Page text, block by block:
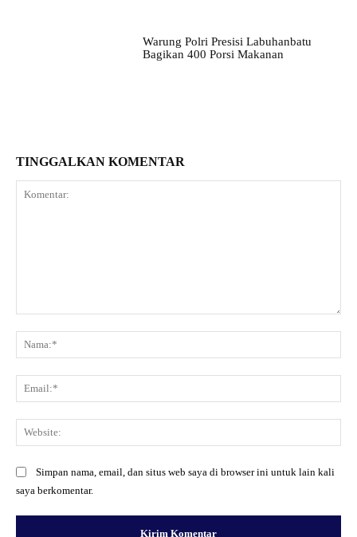
Warung Polri Presisi Labuhanbatu
Bagikan 400 Porsi Makanan
TINGGALKAN KOMENTAR
Simpan nama, email, dan situs web saya di browser ini untuk lain kali
saya berkomentar.